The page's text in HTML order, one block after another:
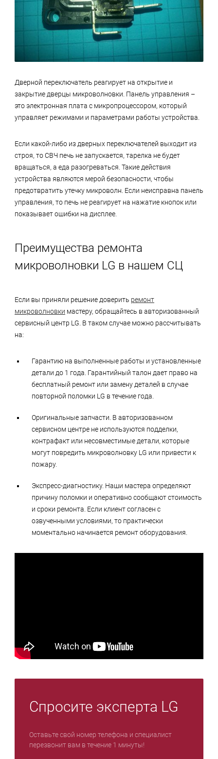
Дверной переключатель реагирует на открытие и
закрытие дверцы микроволновки. Панель управления –
это электронная плата с микропроцессором, который
управляет режимами и параметрами работы устройства.
Если какой-либо из дверных переключателей выходит из
строя, то СВЧ печь не запускается, тарелка не будет
вращаться, а еда разогреваться. Такие действия
устройства являются мерой безопасности, чтобы
предотвратить утечку микроволн. Если неисправна панель
управления, то печь не реагирует на нажатие кнопок или
показывает ошибки на дисплее.
Преимущества ремонта
микроволновки LG в нашем СЦ
Если вы приняли решение доверить ремонт
микроволновки мастеру, обращайтесь в авторизованный
сервисный центр LG. В таком случае можно рассчитывать
на:
Гарантию на выполненные работы и установленные
детали до 1 года. Гарантийный талон дает право на
бесплатный ремонт или замену деталей в случае
повторной поломки LG в течение года.
Оригинальные запчасти. В авторизованном
сервисном центре не используются подделки,
контрафакт или несовместимые детали, которые
могут повредить микроволновку LG или привести к
пожару.
Экспресс-диагностику. Наши мастера определяют
причину поломки и оперативно сообщают стоимость
и сроки ремонта. Если клиент согласен с
озвученными условиями, то практически
моментально начинается ремонт оборудования.
Спросите эксперта LG
Оставьте свой номер телефона и специалист
перезвонит вам в течение 1 минуты!